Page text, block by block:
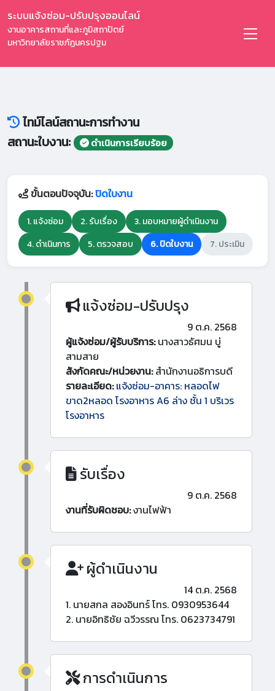
ระบบแจ้งซ่อม-ปรับปรุงออนไลน์
งานอาคารสถานที่และภูมิสถาปัตย์
มหาวิทยาลัยราชภัฏนครปฐม
ไทม์ไลน์สถานะการทำงาน
สถานะใบงาน:
ดำเนินการเรียบร้อย
ขั้นตอนปัจจุบัน:ปิดใบงาน
1. แจ้งซ่อม 2. รับเรื่อง
3. มอบหมายผู้ดำเนินงาน
4. ดำเนินการ
5. ตรวจสอบ 6. ปิดใบงาน 7. ประเมิน
แจ้งซ่อม-ปรับปรุง
9 ต.ค. 2568
ผู้แจ้งซ่อม/ผู้รับบริการ:นางสาวธัศมน บู่
สามสาย
สังกัดคณะ/หน่วยงาน:สำนักงานอธิการบดี
รายละเอียด: แจ้งซ่อม-อาคาร: หลอดไฟ
ขาด2หลอด โรงอาหาร A6 ล่าง ชั้น 1 บริเวร
โรงอาหาร
รับเรื่อง
9 ต.ค. 2568
งานที่รับผิดชอบ:งานไฟฟ้า
ผู้ดำเนินงาน
14 ต.ค. 2568
1. นายสกล สองอินทร์ โทร. 0930953644
2. นายอิทธิชัย ฉวีวรรณ โทร. 0623734791
การดำเนินการ